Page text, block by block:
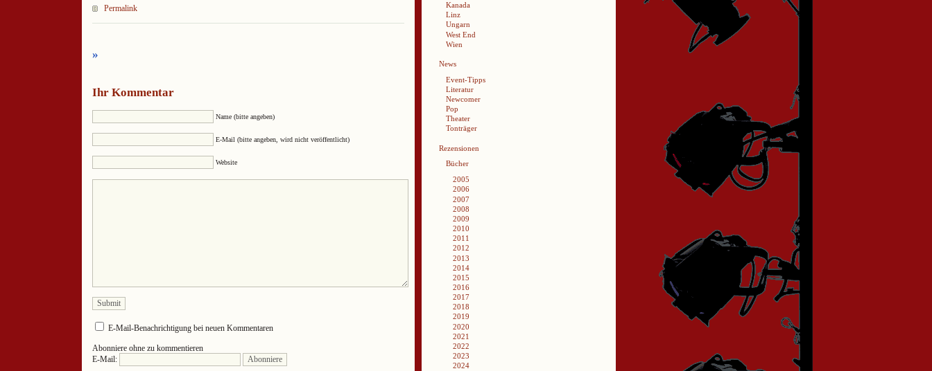
Permalink
»
Ihr Kommentar
Name (bitte angeben)
E-Mail (bitte angeben, wird nicht veröffentlicht)
Website
E-Mail-Benachrichtigung bei neuen Kommentaren
Abonniere ohne zu kommentieren
E-Mail:
Kanada
Linz
Ungarn
West End
Wien
News
Event-Tipps
Literatur
Newcomer
Pop
Theater
Tonträger
Rezensionen
Bücher
2005
2006
2007
2008
2009
2010
2011
2012
2013
2014
2015
2016
2017
2018
2019
2020
2021
2022
2023
2024